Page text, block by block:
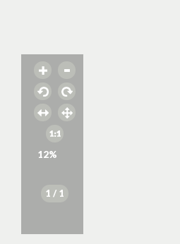
12%
1 / 1